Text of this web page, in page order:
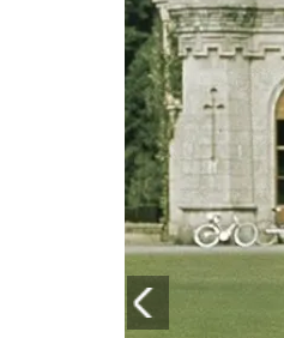
WEB
RADIO
PLAYLIST
NEWS
FOTO